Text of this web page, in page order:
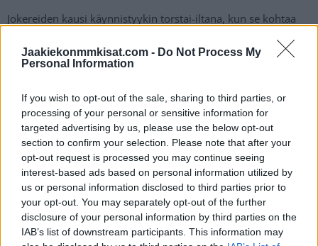
Jaakiekonmmkisat.com - Do Not Process My
Personal Information
If you wish to opt-out of the sale, sharing to third parties, or
processing of your personal or sensitive information for
targeted advertising by us, please use the below opt-out
section to confirm your selection. Please note that after your
opt-out request is processed you may continue seeing
interest-based ads based on personal information utilized by
us or personal information disclosed to third parties prior to
your opt-out. You may separately opt-out of the further
disclosure of your personal information by third parties on the
IAB’s list of downstream participants. This information may
Jokereiden kausi käynnistyykin torstai-iltana, kun se kohtaa
välittömästi ottelun jälkeen pois Minskistä seuraavalle
Lue myös: Jokerit nimesi kapteeniston tulevaan kauteen –
Marko Anttila saa C-kirjaimen rintaan